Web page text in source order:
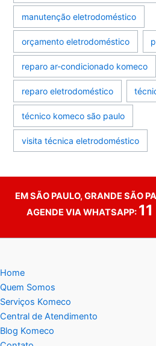
manutenção eletrodoméstico
orçamento eletrodoméstico
reparo ar-condicionado komeco
reparo eletrodoméstico
técnico komeco são paulo
visita técnica eletrodoméstico
EM SÃO PAULO, GRANDE SÃO
AGENDE VIA WHATSAPP:
Home
Quem Somos
Serviços Komeco
Central de Atendimento
Blog Komeco